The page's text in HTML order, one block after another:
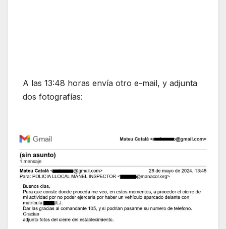
A las 13:48 horas envía otro e-mail, y adjunta
dos fotografías: